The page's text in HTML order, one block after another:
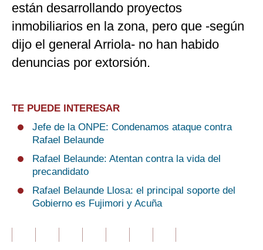
están desarrollando proyectos
inmobiliarios en la zona, pero que -según
dijo el general Arriola- no han habido
denuncias por extorsión.
TE PUEDE INTERESAR
Jefe de la ONPE: Condenamos ataque contra
Rafael Belaunde
Rafael Belaunde: Atentan contra la vida del
precandidato
Rafael Belaunde Llosa: el principal soporte del
Gobierno es Fujimori y Acuña